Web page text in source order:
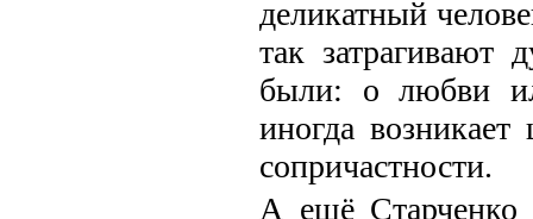
деликатный
так
были: о любви
иногда
сопричастности.
А ещё Старченко